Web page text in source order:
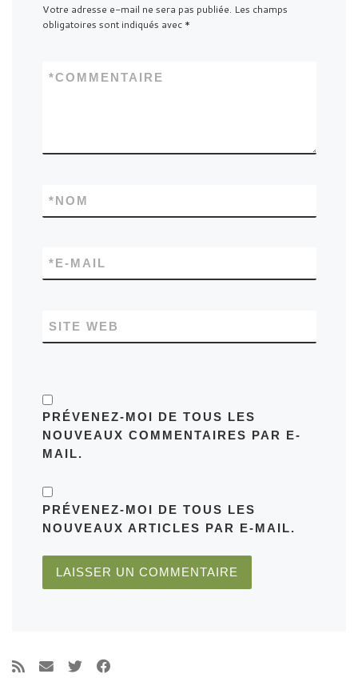
Votre adresse e-mail ne sera pas publiée. Les champs
obligatoires sont indiqués avec *
COMMENTAIRE
*
NOM
*
E-MAIL
*
SITE WEB
PRÉVENEZ-MOI DE TOUS LES
NOUVEAUX COMMENTAIRES PAR E-
MAIL.
PRÉVENEZ-MOI DE TOUS LES
NOUVEAUX ARTICLES PAR E-MAIL.